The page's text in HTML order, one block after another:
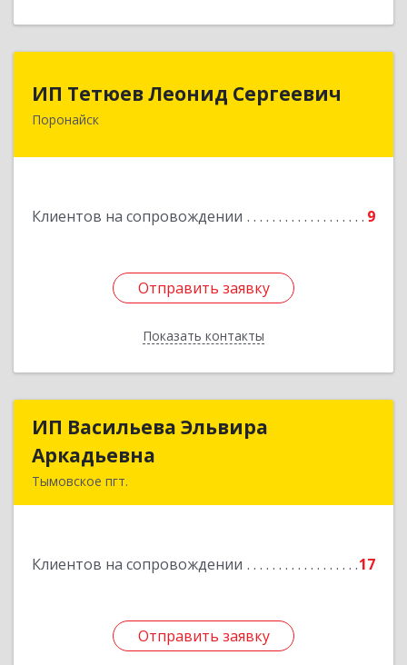
ИП Тетюев Леонид Сергеевич
Поронайск
Клиентов на сопровождении 9
Отправить заявку
Показать контакты
694242, Сахалинская обл, Поронайск г, Фрунзе
Отправить заявку
Назад
ИП Васильева Эльвира
Аркадьевна
Тымовское пгт.
Клиентов на сопровождении 17
Отправить заявку
ИП Васильева Эльвира
Отправить заявку